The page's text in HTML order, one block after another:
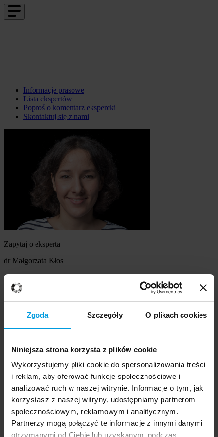
Zgoda Szczegóły O plikach cookies
Niniejsza strona korzysta z plików cookie
Wykorzystujemy pliki cookie do spersonalizowania treści
i reklam, aby oferować funkcje społecznościowe i
analizować ruch w naszej witrynie. Informacje o tym, jak
korzystasz z naszej witryny, udostępniamy partnerom
społecznościowym, reklamowym i analitycznym.
Partnerzy mogą połączyć te informacje z innymi danymi
otrzymanymi od Ciebie lub uzyskanymi podczas
Informacje prasowe
Lista ekspertów
Poproś o komentarz ekspercki
Skontaktuj się z nami
Zapytaj o eksperta
dr Małgorzata Kłos
Szukasz eksperta
Wybierz temat
Ekspert
udzielenie wywiadu
komentarz do artykułu
udział w audycji radiowej na żywo
udział w nagraniu audycji radiowej
udział w audycji telewizyjnej na żywo
udział w nagraniu audycji telewizyjnej
Inne
Opisz temat zapytania
Prosimy opisać problem, zjawisko czy
wydarzenie, które będą przedmiotem komentarza eksperta: